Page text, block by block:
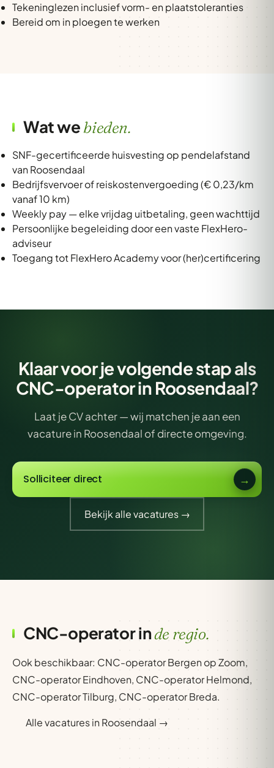
Tekeninglezen inclusief vorm- en plaatstoleranties
Bereid om in ploegen te werken
Wat webieden.
SNF-gecertificeerde huisvesting op pendelafstand
van Roosendaal
Bedrijfsvervoer of reiskostenvergoeding (€ 0,23/km
vanaf 10 km)
Weekly pay — elke vrijdag uitbetaling, geen wachttijd
Persoonlijke begeleiding door een vaste FlexHero-
adviseur
Toegang tot FlexHero Academy voor (her)certificering
Klaar voor je volgende stap als
CNC-operator in Roosendaal?
Laat je CV achter — wij matchen je aan een
vacature in Roosendaal of directe omgeving.
Solliciteer direct
Bekijk alle vacatures →
CNC-operator inde regio.
Ook beschikbaar: CNC-operator Bergen op Zoom,
CNC-operator Eindhoven, CNC-operator Helmond,
CNC-operator Tilburg, CNC-operator Breda.
Alle vacatures in Roosendaal →